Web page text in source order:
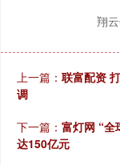
翔
上一篇： 联富配资
调
下一篇： 富灯网 “全
达150亿元